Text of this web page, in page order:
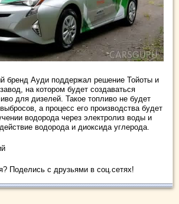
бренд Ауди поддержал решение Тойоты и
на котором будет создаваться
для дизелей. Такое топливо не будет
а процесс его производства будет
водорода через электролиз воды и
водорода и диоксида углерода.
Поделись с друзьями в соц.сетях!